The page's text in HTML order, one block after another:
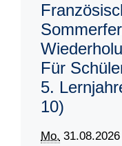
Für
5.
10)
Mo.